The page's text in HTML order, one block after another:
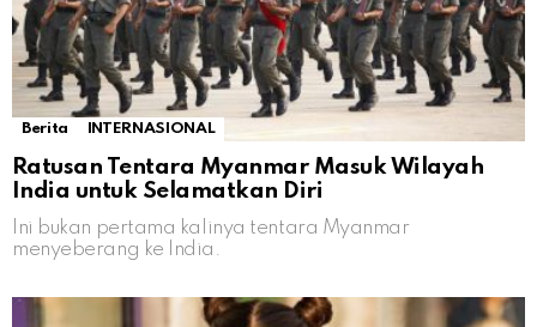
Berita INTERNASIONAL
Ratusan Tentara Myanmar Masuk Wilayah
India untuk Selamatkan Diri
Ini bukan pertama kalinya tentara Myanmar
menyeberang ke India.